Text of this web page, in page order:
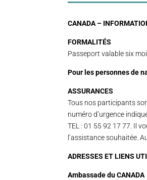
CANADA –
FORMALITÉS
Passeport valable six
Pour les personnes de
ASSURANCES
Tous nos participants
numéro d’urgence
TEL : 01 55 92 17 77. Il
l’assistance souhaitée.
ADRESSES ET LIENS
Ambassade du CANADA